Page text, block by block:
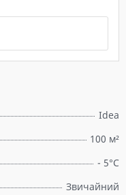
Idea
100 м²
- 5°C
Звичайний